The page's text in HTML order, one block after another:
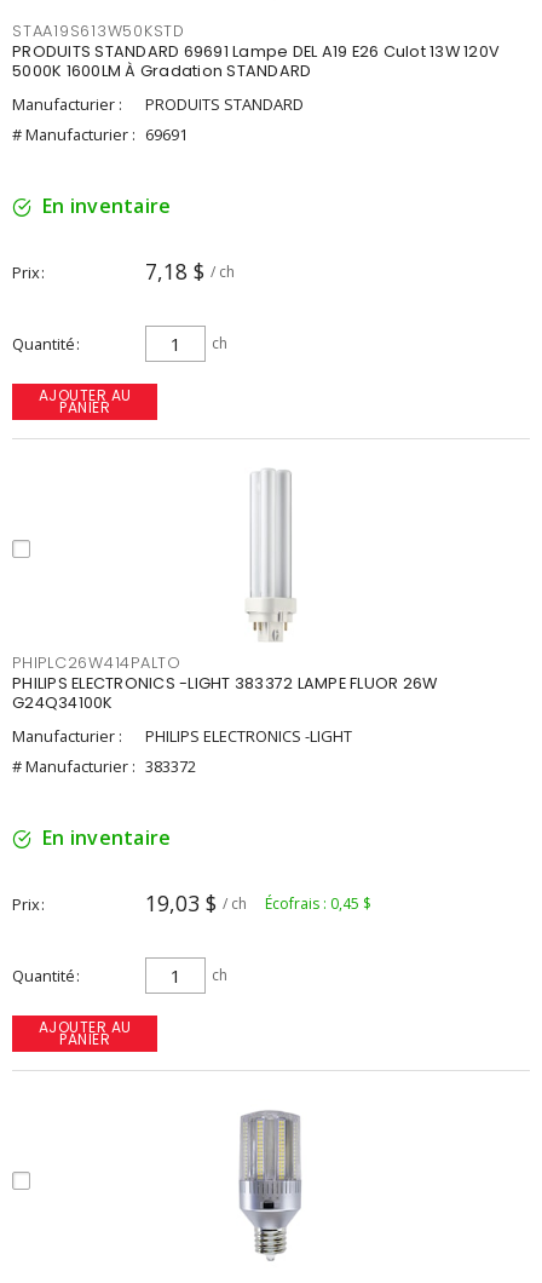
STAA19S613W50KSTD
PRODUITS STANDARD 69691 Lampe DEL A19 E26 Culot 13W 120V
5000K 1600LM À Gradation STANDARD
Manufacturier :
PRODUITS STANDARD
# Manufacturier : 69691
En inventaire
Prix 7,18 $ / ch
Quantité ch
AJOUTER AU
PANIER
PHIPLC26W414PALTO
PHILIPS ELECTRONICS -LIGHT 383372 LAMPE FLUOR 26W
G24Q34100K
Manufacturier :
PHILIPS ELECTRONICS -LIGHT
# Manufacturier : 383372
En inventaire
Prix 19,03 $ / ch Écofrais : 0,45 $
Quantité ch
AJOUTER AU
PANIER